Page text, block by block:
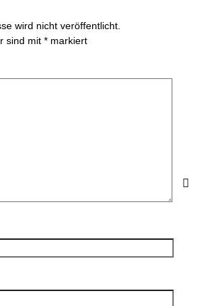
wird nicht veröffentlicht.
sind mit *markiert